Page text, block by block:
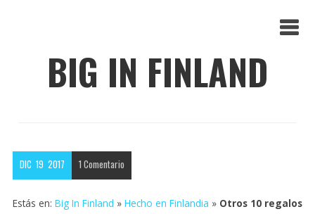
BIG IN FINLAND
DIC 19 2017 1 Comentario
Estás en: Big In Finland » Hecho en Finlandia » Otros 10 regalos